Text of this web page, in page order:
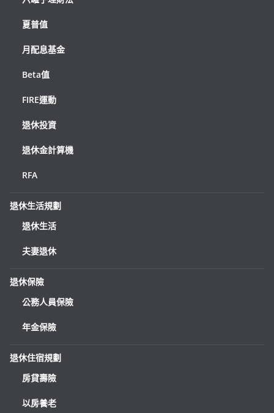
夏普值
月配息基金
Beta值
FIRE運動
退休投資
退休金計算機
RFA
退休生活規劃
退休生活
夫妻退休
退休保險
公務人員保險
年金保險
退休住宿規劃
房貸壽險
以房養老